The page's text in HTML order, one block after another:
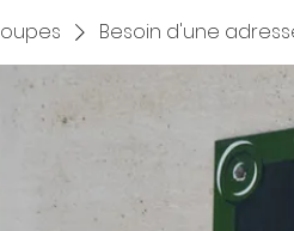
Besoin d'une